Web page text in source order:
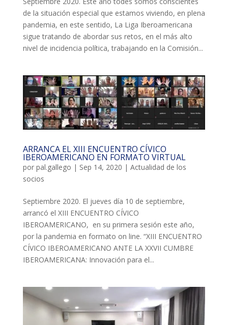
de la situación especial que estamos viviendo, en plena
pandemia, en este sentido, La Liga Iberoamericana
sigue tratando de abordar sus retos, en el más alto
nivel de incidencia política, trabajando en la Comisión...
ARRANCA EL XIII ENCUENTRO CÍVICO
IBEROAMERICANO EN FORMATO VIRTUAL
por pal.gallego | Sep 14, 2020 | Actualidad de los
socios
Septiembre 2020. El jueves día 10 de septiembre,
arrancó el XIII ENCUENTRO CÍVICO
IBEROAMERICANO, en su primera sesión este año,
por la pandemia en formato on line. “XIII ENCUENTRO
CÍVICO IBEROAMERICANO ANTE LA XXVII CUMBRE
IBEROAMERICANA: Innovación para el...
ESPLAIS
SUPORT TERCER SECTOR
La Fundació
L'equip
Missió i valors
Memòria d'activitats
Proposta educativa